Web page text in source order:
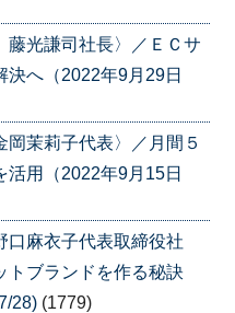
光謙司社長〉／ＥＣサ
決へ（2022年9月29日
茉莉子代表〉／月間５
活用（2022年9月15日
麻衣子代表取締役社
トブランドを作る秘訣
28) (1779)